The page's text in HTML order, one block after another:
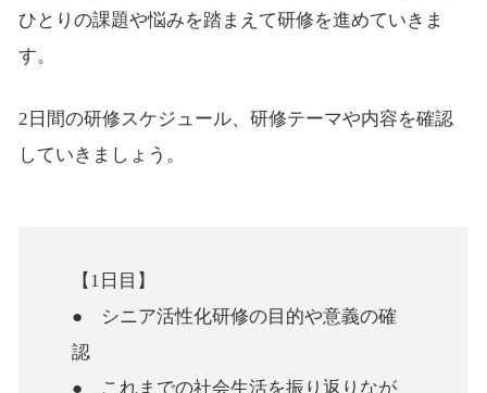
ひとりの課題や悩みを踏まえて研修を進めていきま
す。
2日間の研修スケジュール、研修テーマや内容を確認
していきましょう。
【1日目】
● シニア活性化研修の目的や意義の確
認
● これまでの社会生活を振り返りなが